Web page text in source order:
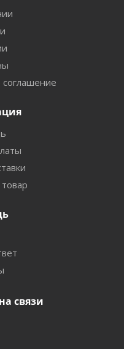
соглашение
связи